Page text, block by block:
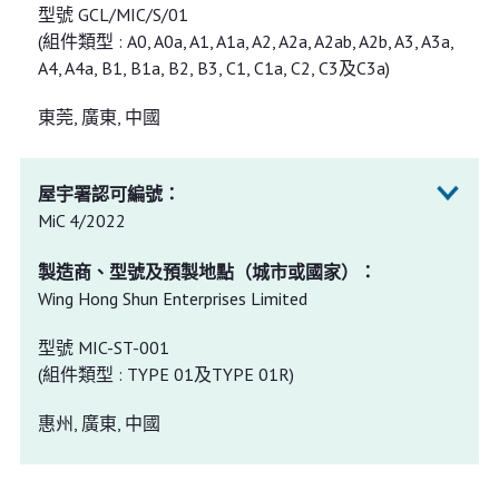
型號 GCL/MIC/S/01
(組件類型 : A0, A0a, A1, A1a, A2, A2a, A2ab, A2b, A3, A3a,
A4, A4a, B1, B1a, B2, B3, C1, C1a, C2, C3及C3a)
東莞, 廣東, 中國
MiC 4/2022
Wing Hong Shun Enterprises Limited
型號 MIC-ST-001
(組件類型 : TYPE 01及TYPE 01R)
惠州, 廣東, 中國